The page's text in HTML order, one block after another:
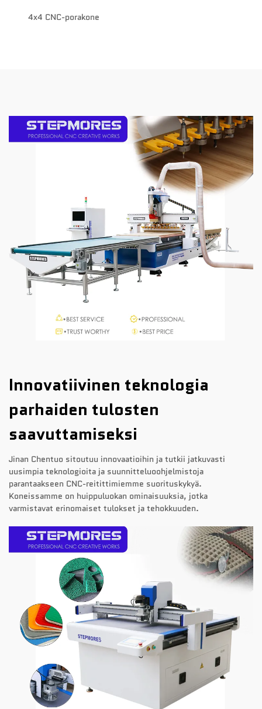
4x4 CNC-porakone
Innovatiivinen teknologia
parhaiden tulosten
saavuttamiseksi
Jinan Chentuo sitoutuu innovaatioihin ja tutkii jatkuvasti
uusimpia teknologioita ja suunnitteluoohjelmistoja
parantaakseen CNC-reitittimiemme suorituskykyä.
Koneissamme on huippuluokan ominaisuuksia, jotka
varmistavat erinomaiset tulokset ja tehokkuuden.